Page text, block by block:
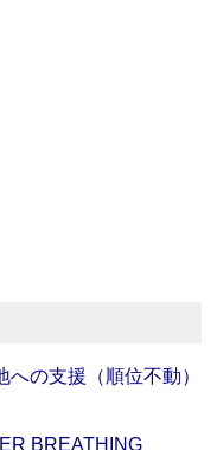
の支援（順位不動）
BREATHING